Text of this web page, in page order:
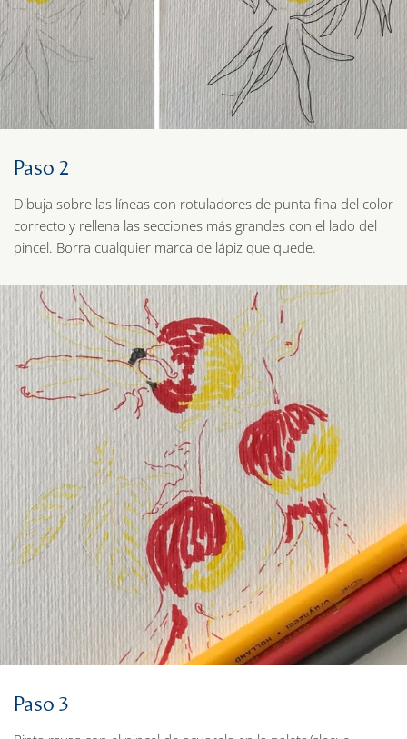
Paso 2
Dibuja sobre las líneas con rotuladores de punta fina del color
correcto y rellena las secciones más grandes con el lado del
pincel. Borra cualquier marca de lápiz que quede.
Paso 3